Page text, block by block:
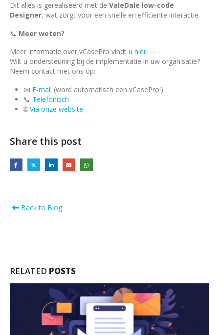
Dit alles is gerealiseerd met de ValeDale low-code
Designer, wat zorgt voor een snelle en efficiënte interactie.
📞 Meer weten?
Meer informatie over vCasePro vindt u hier.
Wilt u ondersteuning bij de implementatie in uw organisatie?
Neem contact met ons op:
📧 E-mail (word automatisch een vCasePro!)
📞 Telefonisch
🌐Via onze website
Share this post
Back to Blog
RELATED POSTS